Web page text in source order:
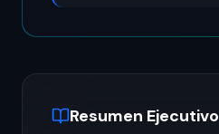
Resumen Ejecutivo